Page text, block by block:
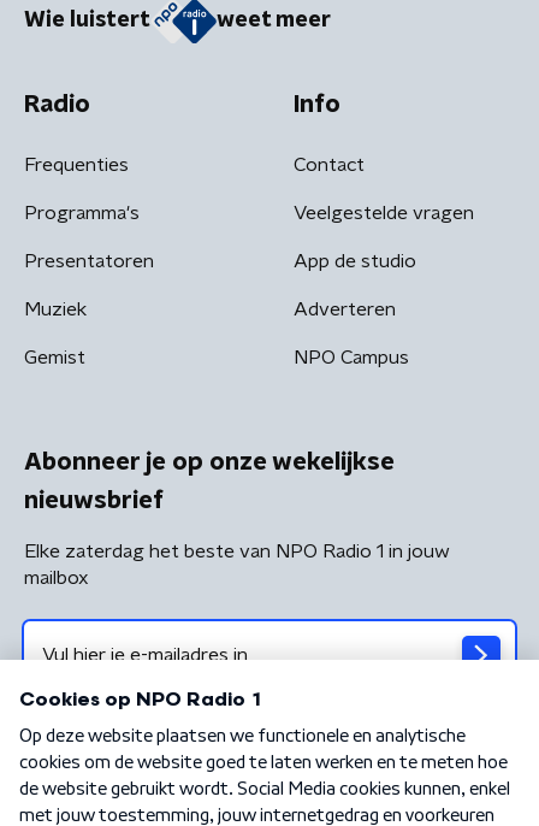
Wie luistert weet meer
Radio
Frequenties
Programma's
Presentatoren
Muziek
Gemist
Info
Contact
Veelgestelde vragen
App de studio
Adverteren
NPO Campus
Abonneer je op onze wekelijkse
nieuwsbrief
Elke zaterdag het beste van NPO Radio 1 in jouw
mailbox
Algemene voorwaarden